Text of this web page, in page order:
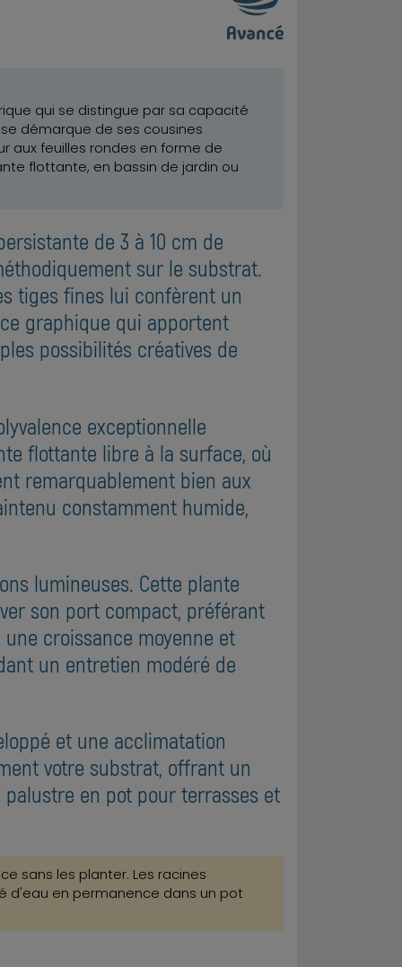
qui se distingue par sa capacité
démarque de ses cousines
aux feuilles rondes en forme de
flottante, en bassin de jardin ou
de 3 à 10 cm de
sur le substrat.
tiges fines lui confèrent un
graphique qui apportent
possibilités créatives de
exceptionnelle
flottante libre à la surface, où
remarquablement bien aux
constamment humide,
lumineuses. Cette plante
son port compact, préférant
croissance moyenne et
un entretien modéré de
et une acclimatation
votre substrat, offrant un
en pot pour terrasses et
sans les planter. Les racines
d'eau en permanence dans un pot